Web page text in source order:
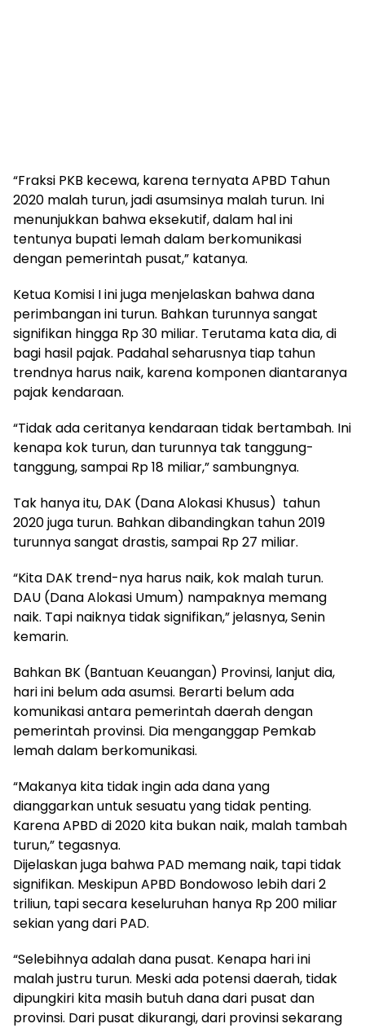
“Fraksi PKB kecewa, karena ternyata APBD Tahun
2020 malah turun, jadi asumsinya malah turun. Ini
menunjukkan bahwa eksekutif, dalam hal ini
tentunya bupati lemah dalam berkomunikasi
dengan pemerintah pusat,” katanya.
Ketua Komisi I ini juga menjelaskan bahwa dana
perimbangan ini turun. Bahkan turunnya sangat
signifikan hingga Rp 30 miliar. Terutama kata dia, di
bagi hasil pajak. Padahal seharusnya tiap tahun
trendnya harus naik, karena komponen diantaranya
pajak kendaraan.
“Tidak ada ceritanya kendaraan tidak bertambah. Ini
kenapa kok turun, dan turunnya tak tanggung-
tanggung, sampai Rp 18 miliar,” sambungnya.
Tak hanya itu, DAK (Dana Alokasi Khusus) tahun
2020 juga turun. Bahkan dibandingkan tahun 2019
turunnya sangat drastis, sampai Rp 27 miliar.
“Kita DAK trend-nya harus naik, kok malah turun.
DAU (Dana Alokasi Umum) nampaknya memang
naik. Tapi naiknya tidak signifikan,” jelasnya, Senin
kemarin.
Bahkan BK (Bantuan Keuangan) Provinsi, lanjut dia,
hari ini belum ada asumsi. Berarti belum ada
komunikasi antara pemerintah daerah dengan
pemerintah provinsi. Dia menganggap Pemkab
lemah dalam berkomunikasi.
“Makanya kita tidak ingin ada dana yang
dianggarkan untuk sesuatu yang tidak penting.
Karena APBD di 2020 kita bukan naik, malah tambah
turun,” tegasnya.
Dijelaskan juga bahwa PAD memang naik, tapi tidak
signifikan. Meskipun APBD Bondowoso lebih dari 2
triliun, tapi secara keseluruhan hanya Rp 200 miliar
sekian yang dari PAD.
“Selebihnya adalah dana pusat. Kenapa hari ini
malah justru turun. Meski ada potensi daerah, tidak
dipungkiri kita masih butuh dana dari pusat dan
provinsi. Dari pusat dikurangi, dari provinsi sekarang